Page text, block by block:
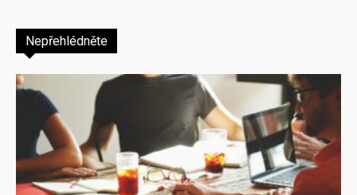
Nepřehlédněte